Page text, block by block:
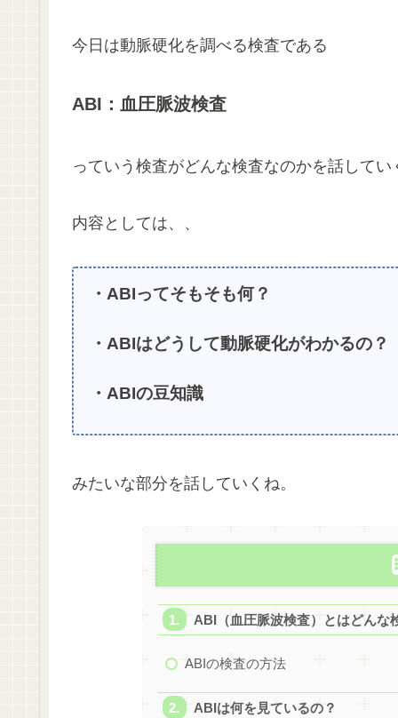
今日は動脈硬化を調べる検査である
ABI：血圧脈波検査
っていう検査がどんな検査なのかを話してい
内容としては、、
・ABIってそもそも何？
・ABIはどうして動脈硬化がわかるの？
・ABIの豆知識
みたいな部分を話していくね。
ABI（血圧脈波検査）とはどんな
ABIの検査の方法
ABIは何を見ているの？